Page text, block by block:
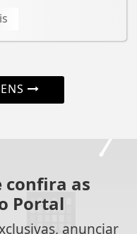
confira as
Portal
anunciar